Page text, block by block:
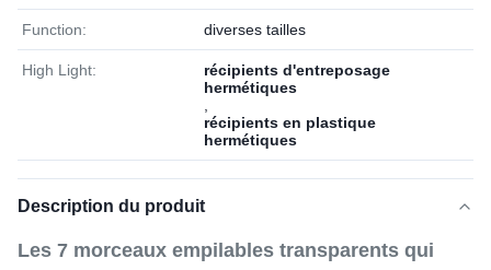
Function: diverses tailles
High Light:
récipients d'entreposage
hermétiques
récipients en plastique
hermétiques
Description du produit
Les 7 morceaux empilables transparents qui